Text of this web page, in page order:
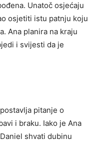
Unatoč osjećaju
osjetiti istu patnju koju
Ana planira na kraju
i svijesti da je
pitanje o
i braku. Iako je Ana
shvati dubinu